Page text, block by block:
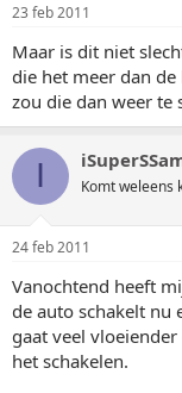
23 feb 2011
Maar is dit niet
die het meer dan
zou die dan weer te
I Komt weleens
24 feb 2011
Vanochtend heeft
de auto schakelt nu
gaat veel
het schakelen.